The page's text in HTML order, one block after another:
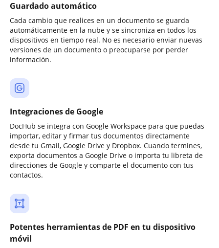
Guardado automático
Cada cambio que realices en un documento se guarda
automáticamente en la nube y se sincroniza en todos los
dispositivos en tiempo real. No es necesario enviar nuevas
versiones de un documento o preocuparse por perder
información.
Integraciones de Google
DocHub se integra con Google Workspace para que puedas
importar, editar y firmar tus documentos directamente
desde tu Gmail, Google Drive y Dropbox. Cuando termines,
exporta documentos a Google Drive o importa tu libreta de
direcciones de Google y comparte el documento con tus
contactos.
Potentes herramientas de PDF en tu dispositivo
móvil